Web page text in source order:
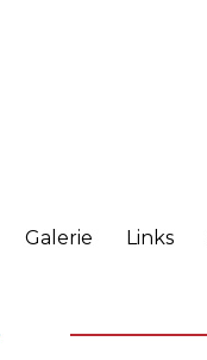
Galerie Links